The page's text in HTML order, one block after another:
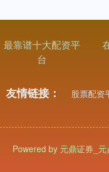
最靠谱十大配资平
台
友情链接： 股票配资
Powered by 元鼎证券_